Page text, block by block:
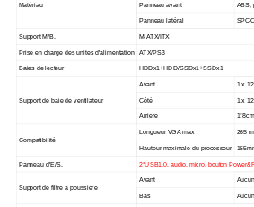
Matériau Panneau avant ABS,
Panneau latéral
Support M/B. M-ATX/ITX
Prise en charge des unités d'alimentation ATX/PS3
Baies de lecteur HDDx1+HDD/SSDx1+SSDx1
Support de baie de ventilateur
Avant 1 x
Côté 1 x
Arrière 1*8cm
Compatibilité
Longueur VGA max 265
Hauteur maximale du processeur
Panneau d'E/S. 2*USB1.0, audio, micro, bouton
Support de filtre à poussière
Avant Aucun
Bas Aucun